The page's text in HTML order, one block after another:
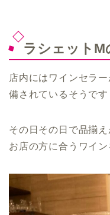
ラシェットM
店内にはワインセラ
備されているそうです
その日その日で品揃
お店の方に合うワイン